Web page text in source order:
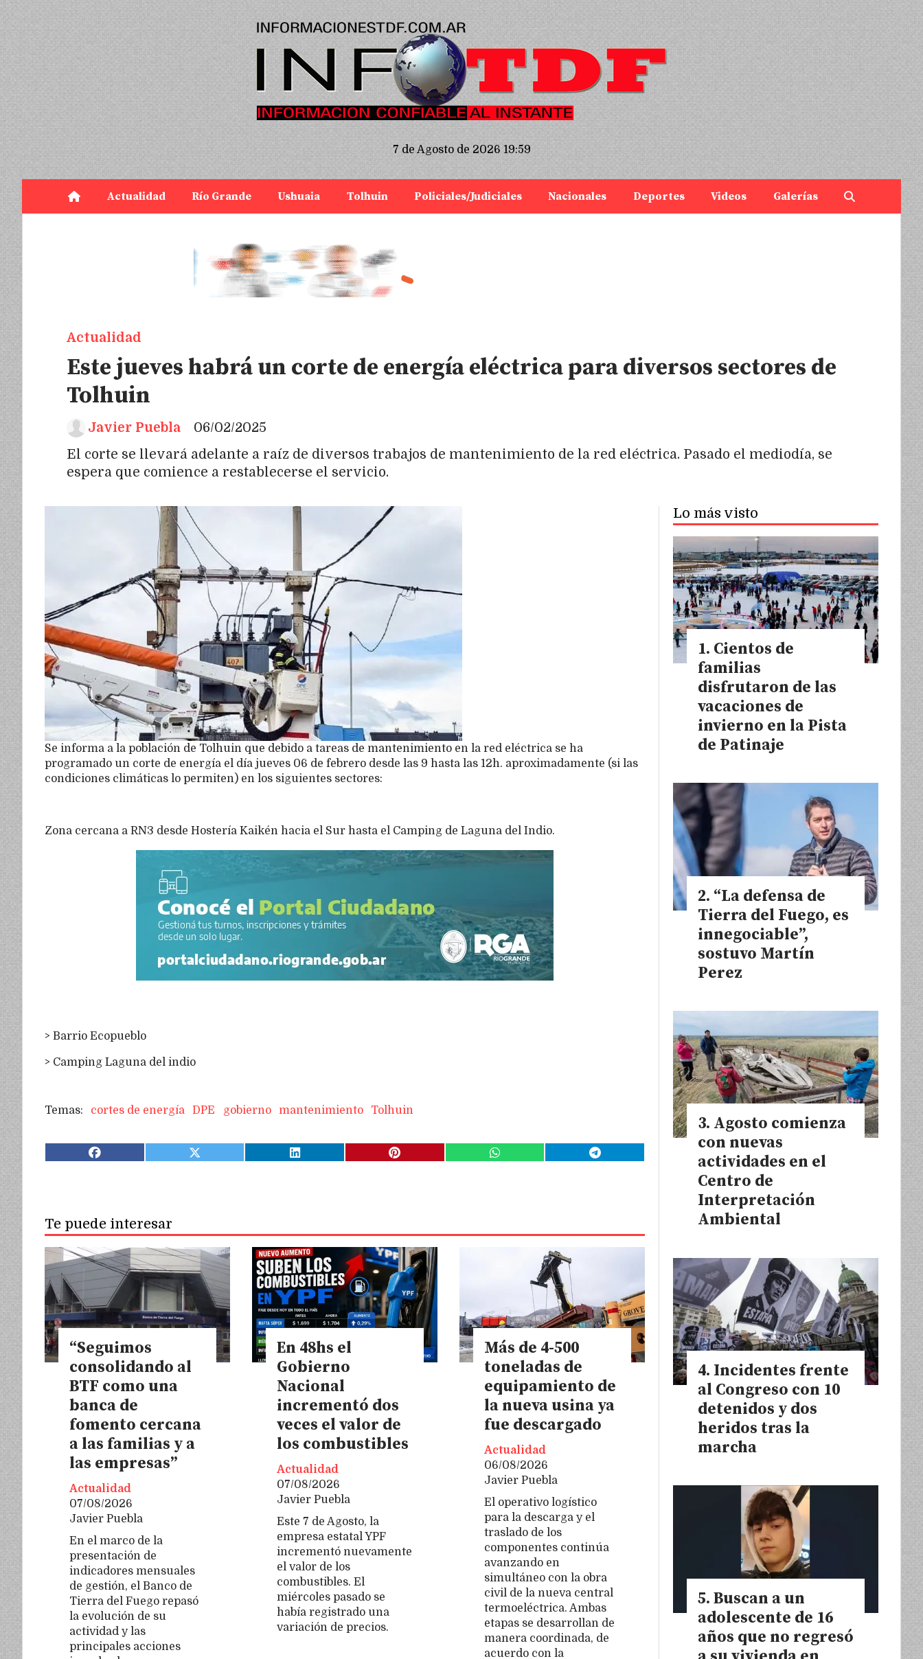
7 de Agosto de 2026 19:59
Actualidad Río Grande Ushuaia Tolhuin Policiales/Judiciales Nacionales Deportes Videos Galerías
Este jueves habrá un corte de energía eléctrica para diversos sectores de
Tolhuin
El corte se llevará adelante a raíz de diversos trabajos de mantenimiento de la red eléctrica. Pasado el mediodía, se
espera que comience a restablecerse el servicio.
Actualidad
06/02/2025
Javier Puebla
Se informa a la población de Tolhuin que debido a tareas de mantenimiento en la red eléctrica se ha
programado un corte de energía el día jueves 06 de febrero desde las 9 hasta las 12h. aproximadamente (si las
condiciones climáticas lo permiten) en los siguientes sectores:
Zona cercana a RN3 desde Hostería Kaikén hacia el Sur hasta el Camping de Laguna del Indio.
> Barrio Ecopueblo
> Camping Laguna del indio
cortes de energía DPE gobierno mantenimiento Tolhuin
Te puede interesar
“Seguimos
consolidando al
BTF como una
banca de
fomento cercana
a las familias y a
las empresas”
Javier Puebla
Actualidad
07/08/2026
En el marco de la
presentación de
indicadores mensuales
de gestión, el Banco de
Tierra del Fuego repasó
la evolución de su
actividad y las
principales acciones
En 48hs el
Gobierno
Nacional
incrementó dos
veces el valor de
los combustibles
Javier Puebla
Actualidad
07/08/2026
Este 7 de Agosto, la
empresa estatal YPF
incrementó nuevamente
el valor de los
combustibles. El
miércoles pasado se
había registrado una
variación de precios.
Más de 4-500
toneladas de
equipamiento de
la nueva usina ya
fue descargado
Javier Puebla
Actualidad
06/08/2026
El operativo logístico
para la descarga y el
traslado de los
componentes continúa
avanzando en
simultáneo con la obra
civil de la nueva central
termoeléctrica. Ambas
etapas se desarrollan de
manera coordinada, de
acuerdo con la
Lo más visto
Cientos de
familias
disfrutaron de las
vacaciones de
invierno en la Pista
de Patinaje
“La defensa de
Tierra del Fuego, es
innegociable”,
sostuvo Martín
Perez
Agosto comienza
con nuevas
actividades en el
Centro de
Interpretación
Ambiental
Incidentes frente
al Congreso con 10
detenidos y dos
heridos tras la
marcha
Buscan a un
adolescente de 16
años que no regresó